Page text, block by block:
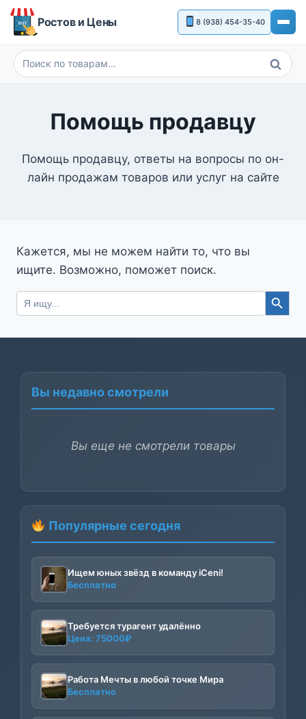
Перейти
Ростов и Цены 8 (938) 454-35-40
Искать:
Поиск
Помощь продавцу
Помощь продавцу, ответы на вопросы по он-
лайн продажам товаров или услуг на сайте
Кажется, мы не можем найти то, что вы
ищите. Возможно, поможет поиск.
Search
for:
Search Button
Вы недавно смотрели
Вы еще не смотрели товары
Популярные сегодня
Ищем юных звёзд в команду iCeni!
Бесплатно
Требуется турагент удалённо
Цена: 75000₽
Работа Мечты в любой точке Мира
Бесплатно